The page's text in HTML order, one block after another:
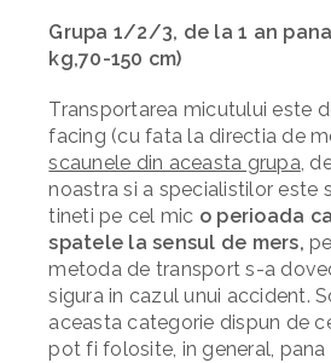
Grupa 1/2/3, de la 1 an
kg,70-150 cm)
Transportarea micutului este
facing (cu fata la directia de
scaunele din aceasta grupa,
noastra si a specialistilor este
tineti pe cel mic o perioada
spatele la sensul de mers,
metoda de transport s-a
sigura in cazul unui accident.
aceasta categorie dispun de
pot fi folosite, in general, pana